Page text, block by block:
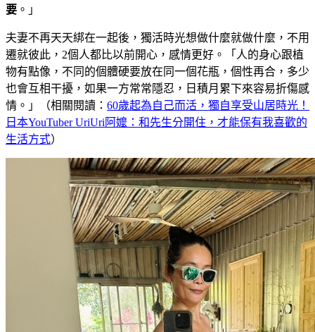
要 。」
夫妻不再天天綁在一起後，獨活時光想做什麼就做什麼，不用
遷就彼此，2個人都比以前開心，感情更好。「人的身心跟植
物有點像，不同的個體硬要放在同一個花瓶，個性再合，多少
也會互相干擾，如果一方常常隱忍，日積月累下來容易折傷感
情。」（相關閱讀： 60歲起為自己而活，獨自享受山居時光！
日本YouTuber UriUri阿嬤：和先生分開住，才能保有我喜歡的
生活方式）